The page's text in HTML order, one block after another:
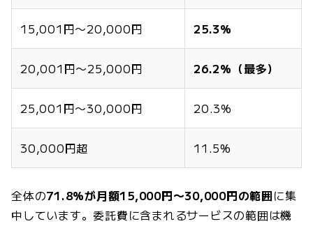
15,001円〜20,000円 25.3%
20,001円〜25,000円 26.2%（最多）
25,001円〜30,000円 20.3%
30,000円超 11.5%
全体の71.8%が月額15,000円〜30,000円の範囲に集
中しています。委託費に含まれるサービスの範囲は機